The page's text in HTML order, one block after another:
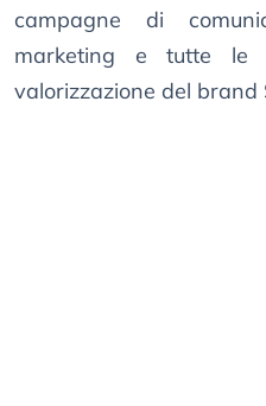
campagne di
marketing e tutte le
valorizzazione del brand